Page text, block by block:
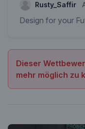
Rusty_Saffir
Design for your
Dieser
mehr möglich zu